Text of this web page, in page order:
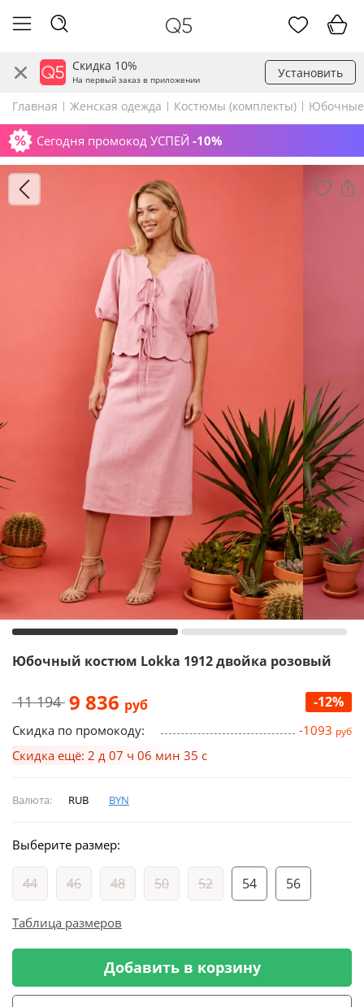
Скидка 10%
На первый заказ в приложении Установить
Главная Женская одежда Костюмы (комплекты)
Сегодня промокод УСПЕЙ -10%
Юбочный костюм Lokka 1912 двойка розовый
11 194 9 836 руб -12%
Скидка по промокоду: -1093 руб
Скидка ещё: 2 д 07 ч 06 мин 34 с
Валюта: RUB BYN
Выберите размер:
44 46 48 50 52 54 56
Таблица размеров
Добавить в корзину